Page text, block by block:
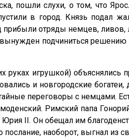
пошли слухи, о том, что
в город. Князь подал
отряды немцев,
подчиниться
игрушкой) объяснялись
и новгородские
переговоры с немцами.
Римский папа
II. Он обещал им
наоборот, выгнал из